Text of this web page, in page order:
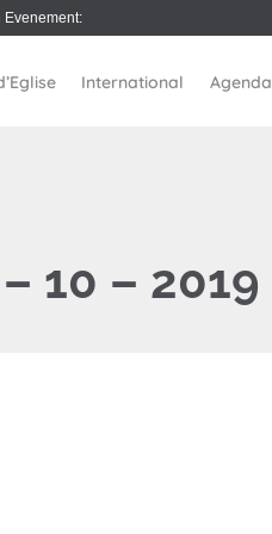
Evenement:
International Agenda
10 – 2019